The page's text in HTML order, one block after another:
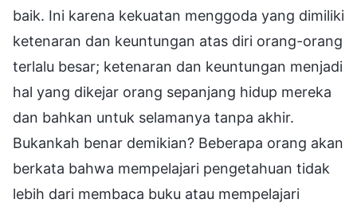
baik. Ini karena kekuatan menggoda yang dimiliki
ketenaran dan keuntungan atas diri orang-orang
terlalu besar; ketenaran dan keuntungan menjadi
hal yang dikejar orang sepanjang hidup mereka
dan bahkan untuk selamanya tanpa akhir.
Bukankah benar demikian? Beberapa orang akan
berkata bahwa mempelajari pengetahuan tidak
lebih dari membaca buku atau mempelajari